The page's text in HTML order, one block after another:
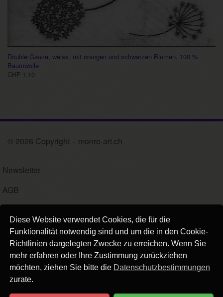
Diese Website verwendet Cookies, die für die
Funktionalität notwendig sind und um die in den Cookie-
Richtlinien dargelegten Zwecke zu erreichen. Wenn Sie
mehr erfahren oder Ihre Zustimmung zurückziehen
möchten, ziehen Sie bitte die Datenschutzbestimmungen
zurate.
Double Gauze, weiss, mit orangen und schwarzen Blumen, 100 %
Baumwolle
CHF 1.10
© 2026 Copyright – monro-art.ch
Newsletter
AGB
Versand
Kontakt
Links